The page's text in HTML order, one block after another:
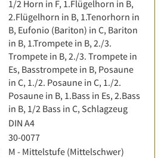
1/2 Horn in F, 1.Flügelhorn in B,
2.Flügelhorn in B, 1.Tenorhorn in
B, Eufonio (Bariton) in C, Bariton
in B, 1.Trompete in B, 2./3.
Trompete in B, 2./3. Trompete in
Es, Basstrompete in B, Posaune
in C, 1./2. Posaune in C, 1./2.
Posaune in B, 1.Bass in Es, 2.Bass
in B, 1/2 Bass in C, Schlagzeug
DIN A4
30-0077
M - Mittelstufe (Mittelschwer)